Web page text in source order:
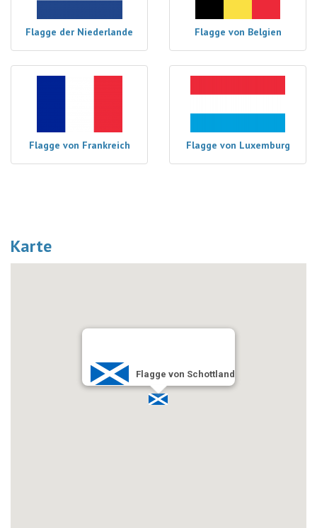
Flagge der Niederlande Flagge von Belgien
Flagge von Frankreich Flagge von Luxemburg
Karte
Flagge von Schottland